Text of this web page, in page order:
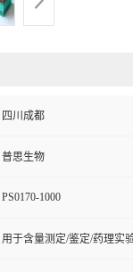
四川成都
普思生物
PS0170-1000
用于含量测定/鉴定/药理实